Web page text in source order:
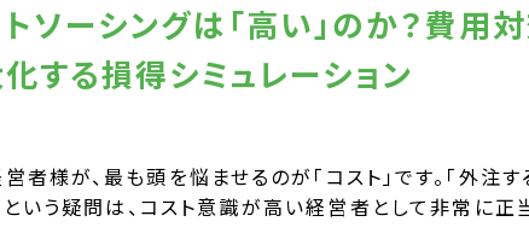
ソーシングは「高い」のか？費用
する損得シミュレーション
様が、最も頭を悩ませるのが「コスト」です。「外注す
という疑問は、コスト意識が高い経営者として非常に正